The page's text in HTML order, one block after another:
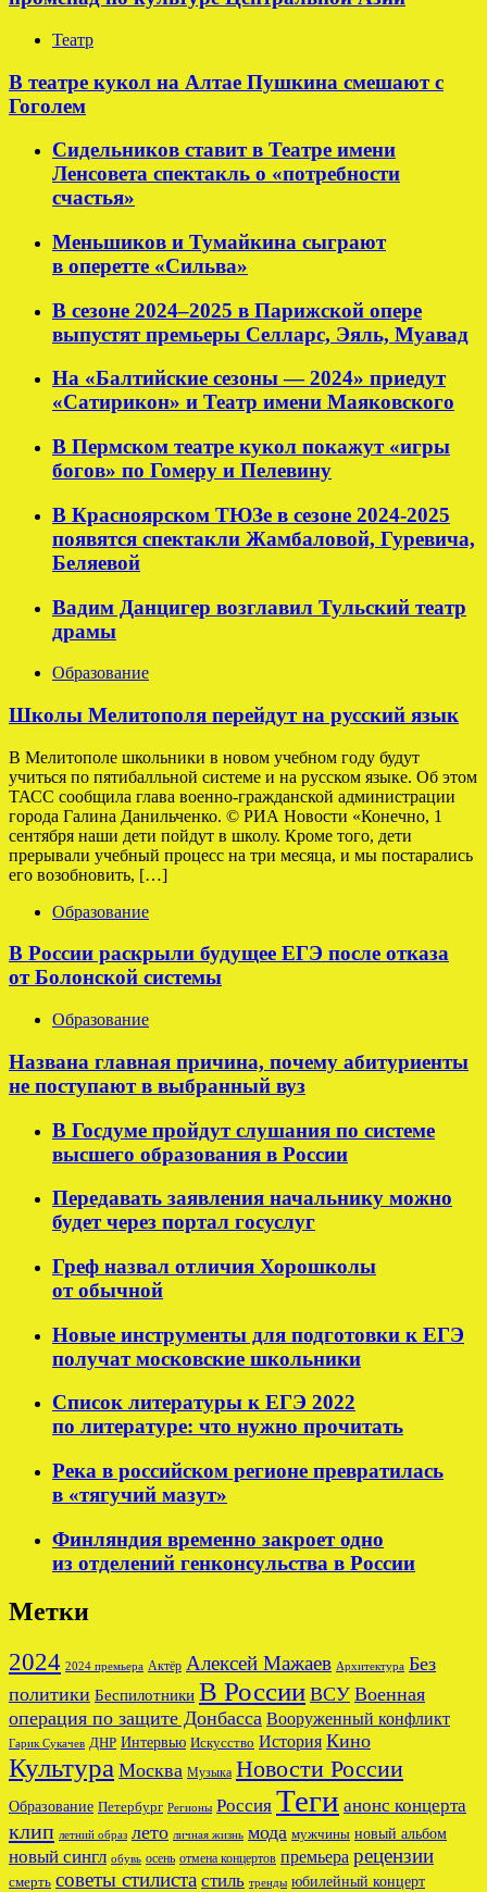
Театр
В театре кукол на Алтае Пушкина смешают с
Гоголем
Сидельников ставит в Театре имени
Ленсовета спектакль о «потребности
счастья»
Меньшиков и Тумайкина сыграют
в оперетте «Сильва»
В сезоне 2024–2025 в Парижской опере
выпустят премьеры Селларс, Эяль, Муавад
На «Балтийские сезоны — 2024» приедут
«Сатирикон» и Театр имени Маяковского
В Пермском театре кукол покажут «игры
богов» по Гомеру и Пелевину
В Красноярском ТЮЗе в сезоне 2024-2025
появятся спектакли Жамбаловой, Гуревича,
Беляевой
Вадим Данцигер возглавил Тульский театр
драмы
Образование
Школы Мелитополя перейдут на русский язык
В Мелитополе школьники в новом учебном году будут
учиться по пятибалльной системе и на русском языке. Об этом
ТАСС сообщила глава военно-гражданской администрации
города Галина Данильченко. © РИА Новости «Конечно, 1
сентября наши дети пойдут в школу. Кроме того, дети
прерывали учебный процесс на три месяца, и мы постарались
его возобновить, […]
Образование
В России раскрыли будущее ЕГЭ после отказа
от Болонской системы
Образование
Названа главная причина, почему абитуриенты
не поступают в выбранный вуз
В Госдуме пройдут слушания по системе
высшего образования в России
Передавать заявления начальнику можно
будет через портал госуслуг
Греф назвал отличия Хорошколы
от обычной
Новые инструменты для подготовки к ЕГЭ
получат московские школьники
Список литературы к ЕГЭ 2022
по литературе: что нужно прочитать
Река в российском регионе превратилась
в «тягучий мазут»
Финляндия временно закроет одно
из отделений генконсульства в России
Метки
2024 2024 премьера Актёр Алексей Мажаев Архитектура Без
политики Беспилотники В России ВСУ Военная
операция по защите Донбасса Вооруженный конфликт
Гарик Сукачев ДНР Интервью Искусство История Кино
Культура Москва Музыка Новости России
Образование Петербург Регионы Россия Теги анонс концерта
клип летний образ лето личная жизнь мода мужчины новый альбом
новый сингл обувь осень отмена концертов премьера рецензии
смерть советы стилиста стиль тренды юбилейный концерт